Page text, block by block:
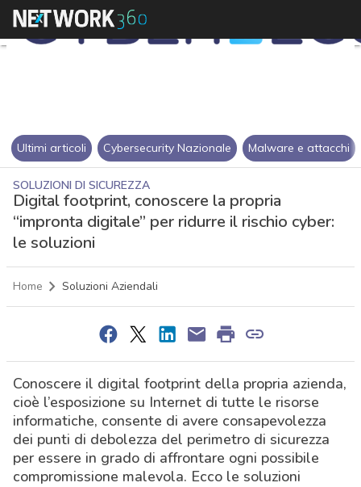
Ultimi articoli Cybersecurity Nazionale Malware e attacchi
SOLUZIONI DI SICUREZZA
Digital footprint, conoscere la propria
“impronta digitale” per ridurre il rischio cyber:
le soluzioni
Home Soluzioni Aziendali
Conoscere il digital footprint della propria azienda,
cioè l’esposizione su Internet di tutte le risorse
informatiche, consente di avere consapevolezza
dei punti di debolezza del perimetro di sicurezza
per essere in grado di affrontare ogni possibile
compromissione malevola. Ecco le soluzioni